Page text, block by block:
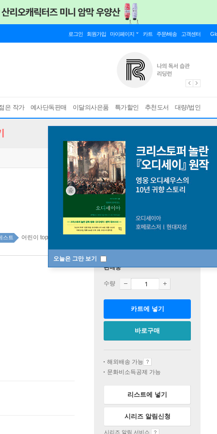
로그인 회원가입 마이페이지 카트 주문/배송 고객센터
은 작가 예사단독판매 이달의사은품 특가할인 추천도서 대량/법인
오늘은 그만 보기
스트 어린이 top100 1주
판매중
수량
카트에 넣기
바로구매
해외배송 가능
문화비소득공제 가능
리스트에 넣기
시리즈 알림신청
시리즈 알림 서비스